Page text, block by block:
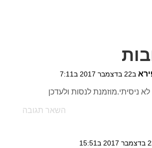
ב22 בדצמבר 2017 ב7:11
ניסיתי.מוזמנת לנסות ולעדכן
השאר תגובה